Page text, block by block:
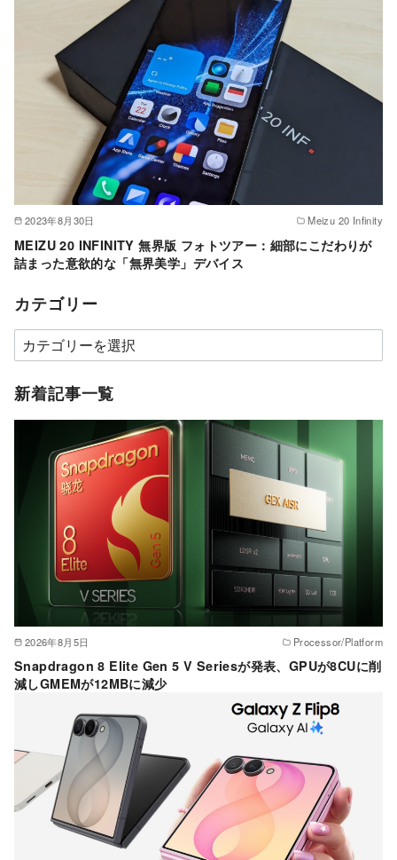
2023年8月30日 Meizu 20 Infinity
MEIZU 20 INFINITY 無界版 フォトツアー：細部にこだわりが
詰まった意欲的な「無界美学」デバイス
カテゴリー
カ
テ
ゴ
新着記事一覧
2026年8月5日 Processor/Platform
Snapdragon 8 Elite Gen 5 V Seriesが発表、GPUが8CUに削
減しGMEMが12MBに減少